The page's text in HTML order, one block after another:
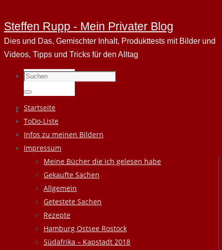
Steffen Rupp - Mein Privater Blog
Dies und Das, Gemischter Inhalt, Produkttests mit Bilder und
Videos, Tipps und Tricks für den Alltag
Suchen
nach:
Suchen
Zum
Inhalt
springen
Startseite
ToDo-Liste
Infos zu meinen Bildern
Impressum
Meine Bücher die ich gelesen habe
Gekaufte Sachen
Allgemein
Getestete Sachen
Rezepte
Hamburg Ostsee Rostock
Südafrika – Kapstadt 2018